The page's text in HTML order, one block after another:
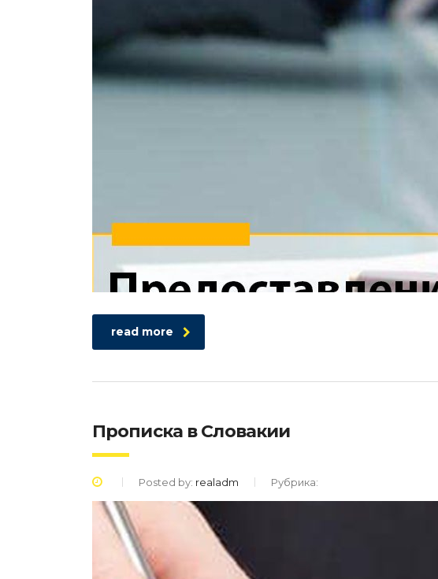
read more
Прописка в Словакии
Posted by: realadm Рубрика: